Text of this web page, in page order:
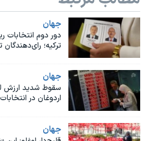
نرگس محمدی برنده جایزه نوبل صلح
همایش محافظه‌کاران آمریکا «سی‌پک»
صفحه‌های ویژه
سفر پرزیدنت ترامپ به چین
جهان
دور دوم
ترکیه؛
جهان
سقوط شدید ارزش
اردوغان در
جهان